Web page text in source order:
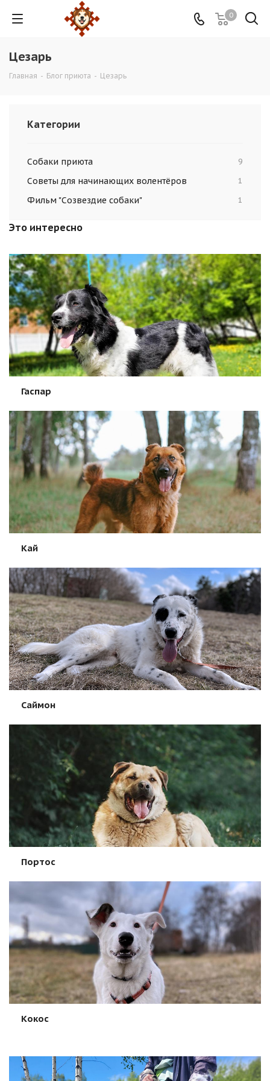
0
Цезарь
Главная - Блог приюта - Цезарь
Категории
Собаки приюта 9
Советы для начинающих волентёров 1
Фильм "Созвездие собаки" 1
Это интересно
Гаспар
Кай
Саймон
Портос
Кокос